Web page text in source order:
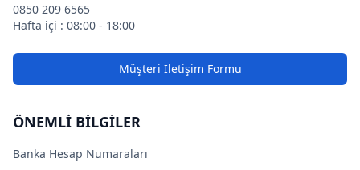
0850 209 6565
Hafta içi : 08:00 - 18:00
Müşteri İletişim Formu
ÖNEMLİ BİLGİLER
Banka Hesap Numaraları